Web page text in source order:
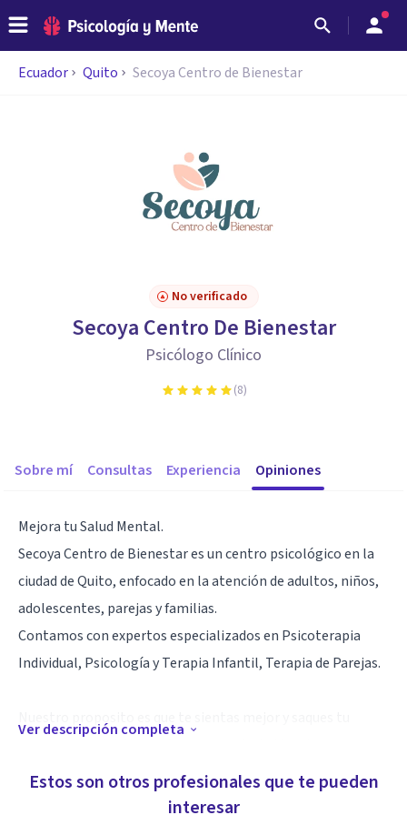
Ecuador Quito Secoya Centro de Bienestar
No verificado
Secoya Centro De Bienestar
Psicólogo Clínico
(8)
Sobre mí Consultas Experiencia Opiniones
Mejora tu Salud Mental.
Secoya Centro de Bienestar es un centro psicológico en la
ciudad de Quito, enfocado en la atención de adultos, niños,
adolescentes, parejas y familias.
Contamos con expertos especializados en Psicoterapia
Individual, Psicología y Terapia Infantil, Terapia de Parejas.
trastornos, retos y dificultades emocionales; además
aportamos en el crecimiento personal con talleres
Ver descripción completa
Estos son otros profesionales que te pueden
interesar